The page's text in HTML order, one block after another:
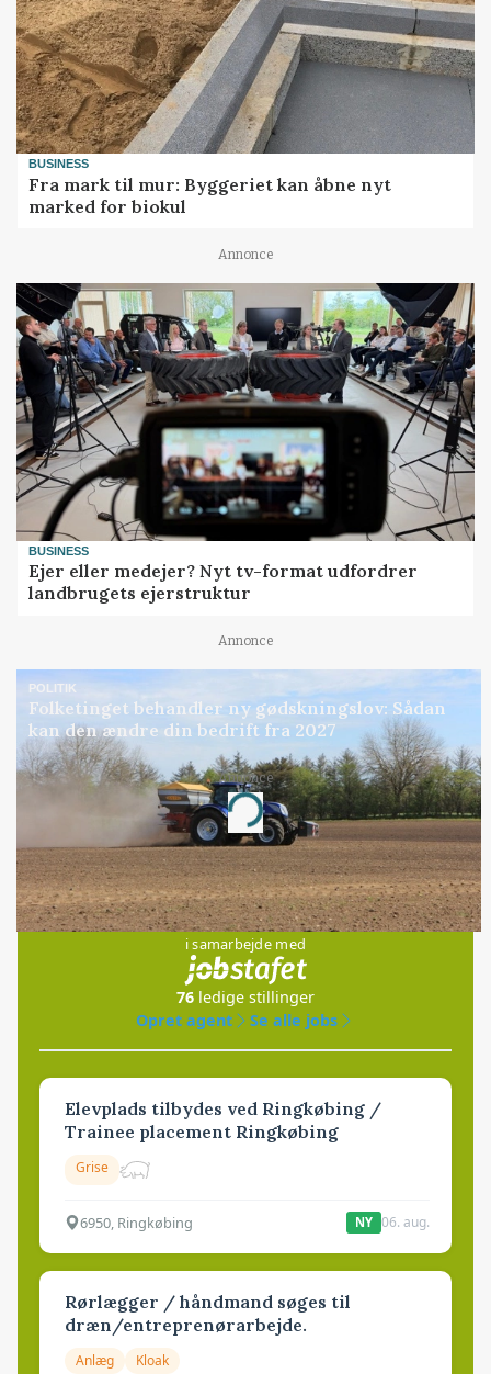
BUSINESS
Fra mark til mur: Byggeriet kan åbne nyt
marked for biokul
Annonce
BUSINESS
Ejer eller medejer? Nyt tv-format udfordrer
landbrugets ejerstruktur
Annonce
POLITIK
Folketinget behandler ny gødskningslov: Sådan
kan den ændre din bedrift fra 2027
Annonce
Loading...
Jobs
i samarbejde med
76 ledige stillinger
Opret agent
Se alle jobs
Elevplads tilbydes ved Ringkøbing /
Trainee placement Ringkøbing
Grise
6950, Ringkøbing NY 06. aug.
Rørlægger / håndmand søges til
dræn/entreprenørarbejde.
Anlæg Kloak